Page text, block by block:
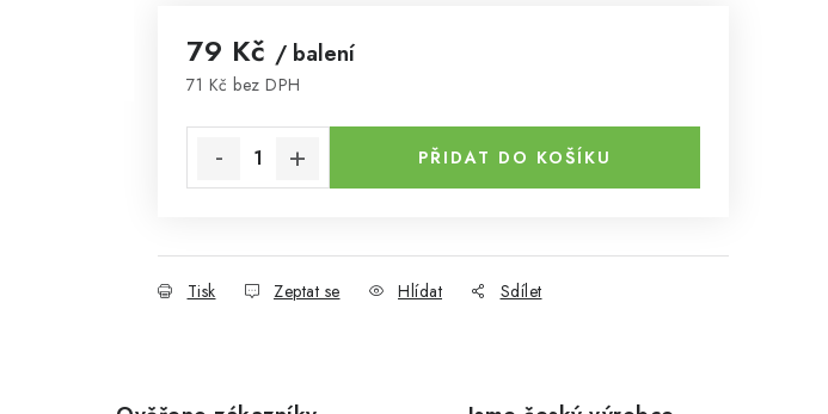
79 Kč / balení
71 Kč bez DPH
PŘIDAT DO KOŠÍKU
Tisk Zeptat se Hlídat Sdílet